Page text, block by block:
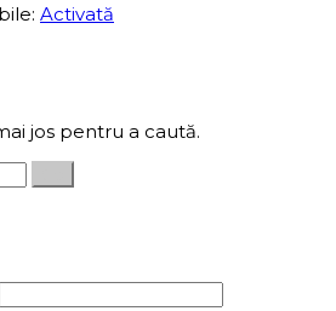
Activată
jos pentru a caută.